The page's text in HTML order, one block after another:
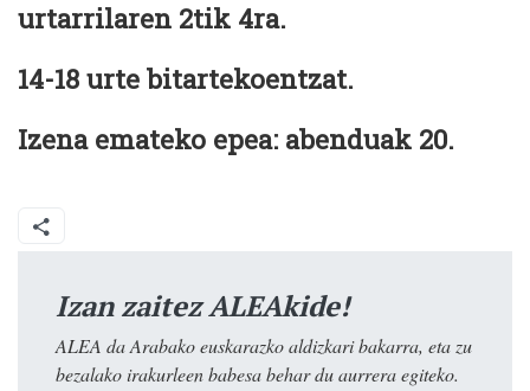
urtarrilaren 2tik 4ra.
14-18 urte bitartekoentzat.
Izena emateko epea: abenduak 20.
Izan zaitez ALEAkide!
ALEA da Arabako euskarazko aldizkari bakarra, eta zu
bezalako irakurleen babesa behar du aurrera egiteko.